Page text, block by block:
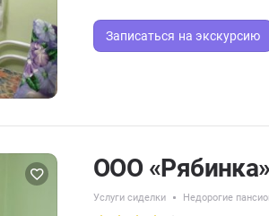
Записаться на экскурсию
ООО
Услуги сиделки Недорогие